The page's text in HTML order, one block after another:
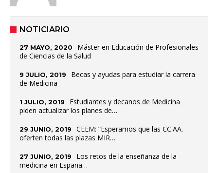
NOTICIARIO
27 MAYO, 2020
Máster en Educación de Profesionales
de Ciencias de la Salud
9 JULIO, 2019
Becas y ayudas para estudiar la carrera
de Medicina
1 JULIO, 2019
Estudiantes y decanos de Medicina
piden actualizar los planes de…
29 JUNIO, 2019
CEEM: “Esperamos que las CC.AA.
oferten todas las plazas MIR…
27 JUNIO, 2019
Los retos de la enseñanza de la
medicina en España…